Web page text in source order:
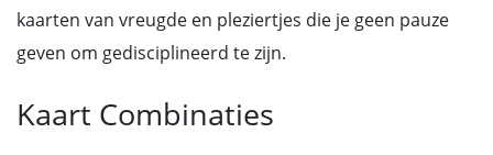
kaarten van vreugde en pleziertjes die je geen pauze
geven om gedisciplineerd te zijn.
Kaart Combinaties